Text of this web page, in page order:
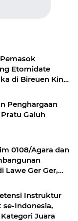
Etomidate
di Bireuen Kini
Penghargaan
Galuh
0108/Agara dan
Lawe Ger Ger,
Instruktur
se-Indonesia,
Juara